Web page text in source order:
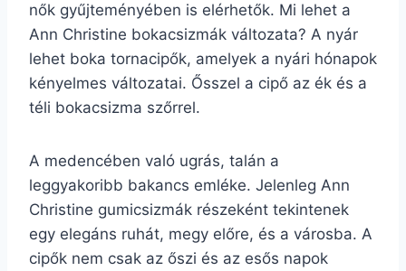
nők gyűjteményében is elérhetők. Mi lehet a
Ann Christine bokacsizmák változata? A nyár
lehet boka tornacipők, amelyek a nyári hónapok
kényelmes változatai. Ősszel a cipő az ék és a
téli bokacsizma szőrrel.
A medencében való ugrás, talán a
leggyakoribb bakancs emléke. Jelenleg Ann
Christine gumicsizmák részeként tekintenek
egy elegáns ruhát, megy előre, és a városba. A
cipők nem csak az őszi és az esős napok